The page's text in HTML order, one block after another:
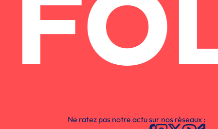
Ne ratez pas notre actu sur nos réseaux :